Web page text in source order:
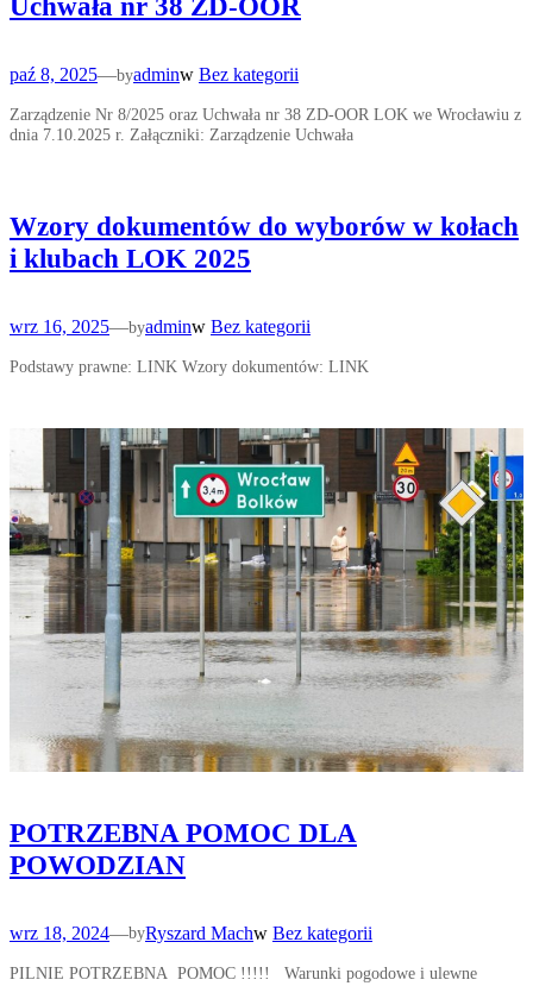
paź 8, 2025—byadminw Bez kategorii
Zarządzenie Nr 8/2025 oraz Uchwała nr 38 ZD-OOR LOK we Wrocławiu z
dnia 7.10.2025 r. Załączniki: Zarządzenie Uchwała
Wzory dokumentów do wyborów w kołach
i klubach LOK 2025
wrz 16, 2025—byadminw Bez kategorii
Podstawy prawne: LINK Wzory dokumentów: LINK
POTRZEBNA POMOC DLA
POWODZIAN
wrz 18, 2024—byRyszard Machw Bez kategorii
PILNIE POTRZEBNA POMOC !!!!! Warunki pogodowe i ulewne